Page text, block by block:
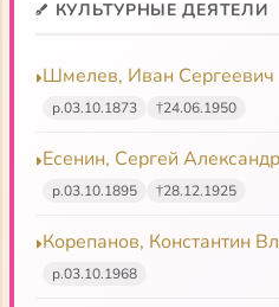
КУЛЬТУРНЫЕ ДЕЯТЕЛИ
Шмелев, Иван Сергеевич
р.03.10.1873 †24.06.1950
Есенин, Сергей
р.03.10.1895 †28.12.1925
Корепанов, Константин
р.03.10.1968